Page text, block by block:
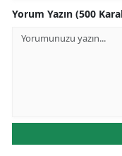
Yorum Yazın (500